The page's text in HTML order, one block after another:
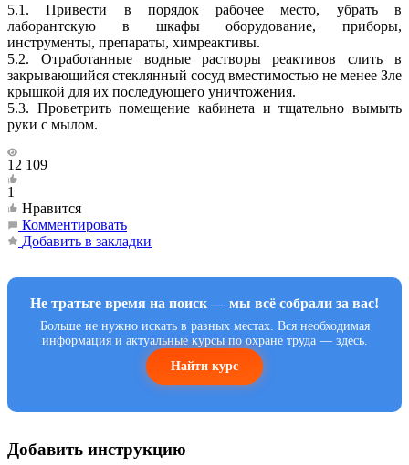
5.1. Привести в порядок рабочее место, убрать в
лаборантскую в шка­фы оборудование, приборы,
инструменты, препараты, химреактивы.
5.2. Отработанные водные растворы реактивов слить в
закрывающийся стеклянный сосуд вместимостью не менее Зле
крышкой для их последующего уничтожения.
5.3. Проветрить помещение кабинета и тщательно вымыть
руки с мылом.
12 109
1
Нравится
Комментировать
Добавить в закладки
Не тратьте время на поиск — мы всё собрали за вас!
Больше не нужно искать в разных местах. Вся необходимая
информация и актуальные курсы по охране труда — здесь.
Найти курс
Добавить инструкцию